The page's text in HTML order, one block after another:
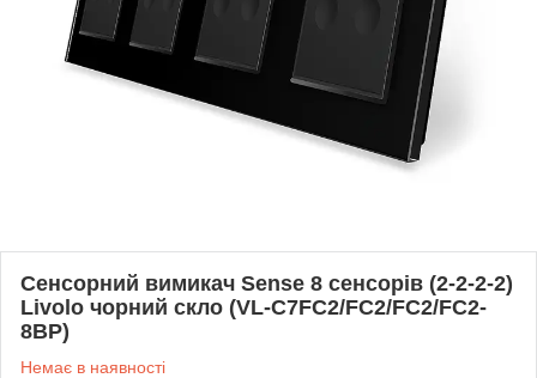
Сенсорний вимикач Sense 8 сенсорів (2-2-2-2)
Livolo чорний скло (VL-C7FC2/FC2/FC2/FC2-
8BP)
Немає в наявності